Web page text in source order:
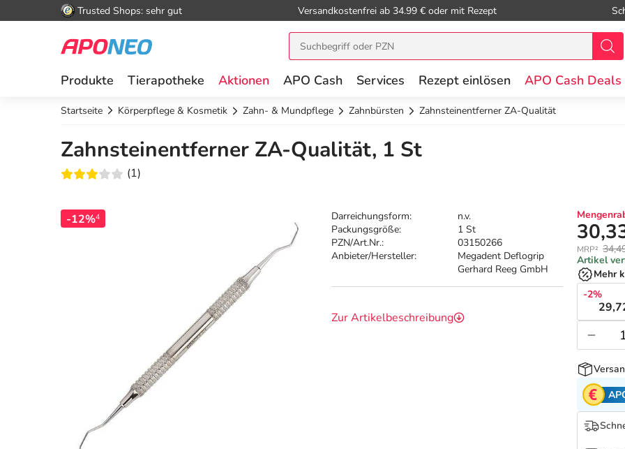
Trusted Shops: sehr gut Versandkostenfrei ab 34.99 € oder mit Rezept
Produkte Tierapotheke Aktionen APO Cash Services Rezept einlösen APO Cash Deals
Startseite Körperpflege & Kosmetik Zahn- & Mundpflege Zahnbürsten Zahnsteinentferner ZA-Qualität
Zahnsteinentferner ZA-Qualität, 1 St
(1)
-12%4 Darreichungsform:
n.v.
Packungsgröße:
1 St
PZN/Art.Nr.:
03150266
Anbieter/Hersteller:
Megadent Deflogrip
Gerhard Reeg GmbH
Zur Artikelbeschreibung
MRP²
Artikel
Mehr
-2%